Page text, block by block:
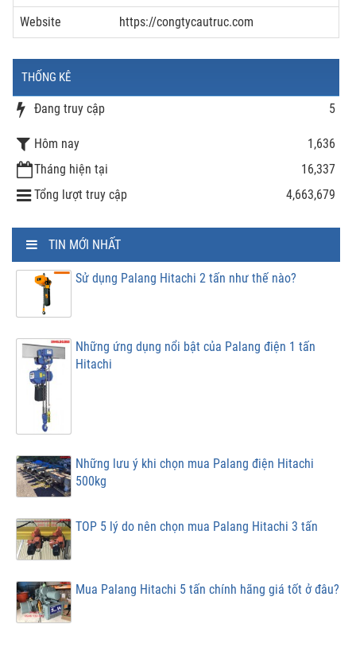
Website https://congtycautruc.com
THỐNG KÊ
Đang truy cập 5
Hôm nay
1,636
Tháng hiện tại
16,337
Tổng lượt truy cập
4,663,679
TIN MỚI NHẤT
Sử dụng Palang Hitachi 2 tấn như thế nào?
Những ứng dụng nổi bật của Palang điện 1 tấn
Hitachi
Những lưu ý khi chọn mua Palang điện Hitachi
500kg
TOP 5 lý do nên chọn mua Palang Hitachi 3 tấn
Mua Palang Hitachi 5 tấn chính hãng giá tốt ở đâu?